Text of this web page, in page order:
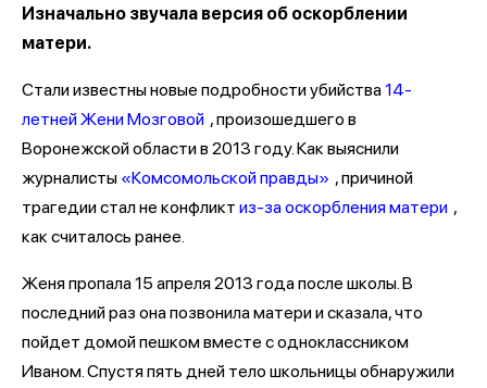
Изначально звучала версия об оскорблении
матери.
Стали известны новые подробности убийства14-
летней Жени Мозговой , произошедшего в
Воронежской области в 2013 году. Как выяснили
журналисты «Комсомольской правды» , причиной
трагедии стал не конфликт из-за оскорбления матери ,
как считалось ранее.
Женя пропала 15 апреля 2013 года после школы. В
последний раз она позвонила матери и сказала, что
пойдет домой пешком вместе с одноклассником
Иваном. Спустя пять дней тело школьницы обнаружили